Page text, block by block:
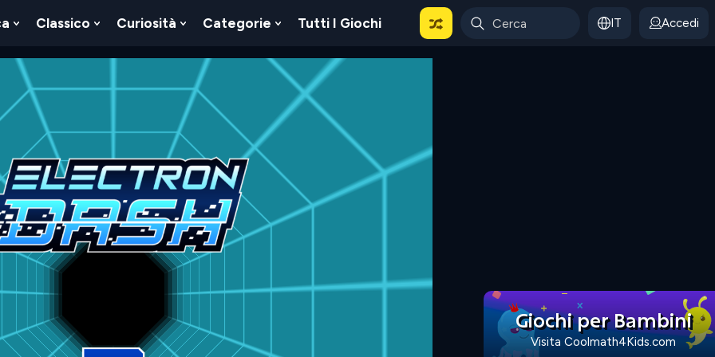
Show
For
Logica
Classico
Show
For
Curiosità
Show
For
Curiosità
Categorie
Show
For
Categorie
Tutti I Giochi IT Accedi
Giochi per Bambini
Visita Coolmath4Kids.com